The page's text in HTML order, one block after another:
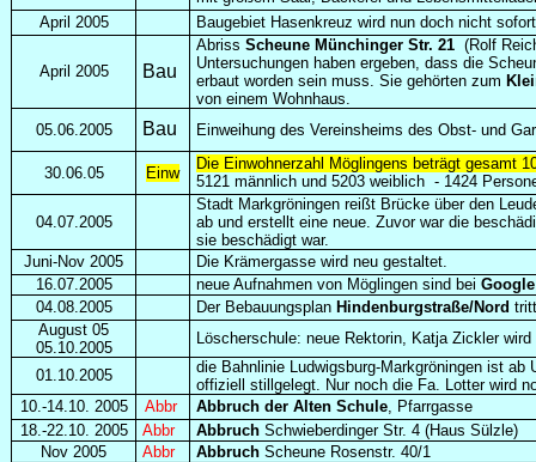
April 2005
Baugebiet Hasenkreuz wird nun doch nicht
April 2005 Bau
Abriss Scheune Münchinger Str. 21(Rolf
Untersuchungen haben ergeben, dass die
erbaut worden sein muss. Sie gehörten zum
von einem Wohnhaus.
05.06.2005
Bau Einweihung des Vereinsheims des Obst- und
30.06.05 Einw
Die Einwohnerzahl Möglingens beträgt gesamt
5121 männlich und 5203 weiblich - 1424
04.07.2005
Stadt Markgröningen reißt Brücke über den
ab und erstellt eine neue. Zuvor war die
sie beschädigt war.
Juni-Nov 2005
Die Krämergasse wird neu gestaltet.
16.07.2005
neue Aufnahmen von Möglingen sind bei
04.08.2005
Der Bebauungsplan Hindenburgstraße/Nord
August 05
05.10.2005
Löscherschule: neue Rektorin, Katja Zickler
01.10.2005
die Bahnlinie Ludwigsburg-Markgröningen ist ab
offiziell stillgelegt. Nur noch die Fa. Lotter wird
10.-14.10. 2005
Abbr Abbruch der Alten Schule, Pfarrgasse
18.-22.10. 2005
Abbr AbbruchSchwieberdinger Str. 4 (Haus Sülzle)
Nov 2005
Abbr AbbruchScheune Rosenstr. 40/1